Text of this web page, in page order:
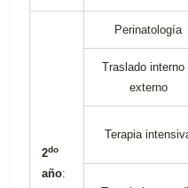
2do
año:
Perinatología
Traslado interno
externo
Terapia